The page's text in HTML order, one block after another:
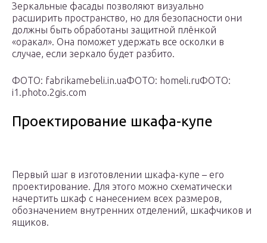
Зеркальные фасады позволяют визуально
расширить пространство, но для безопасности они
должны быть обработаны защитной плёнкой
«оракал». Она поможет удержать все осколки в
случае, если зеркало будет разбито.
ФОТО: fabrikamebeli.in.uaФОТО: homeli.ruФОТО:
i1.photo.2gis.com
Проектирование шкафа-купе
Первый шаг в изготовлении шкафа-купе – его
проектирование. Для этого можно схематически
начертить шкаф с нанесением всех размеров,
обозначением внутренних отделений, шкафчиков и
ящиков.